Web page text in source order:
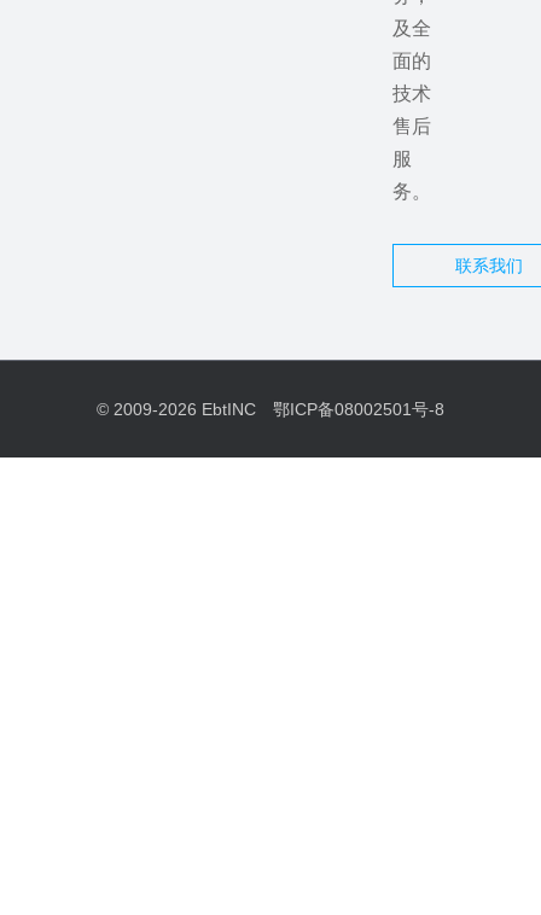
及全
面的
技术
售后
服
务。
联系我们
© 2009-2026 EbtINC 鄂ICP备08002501号-8